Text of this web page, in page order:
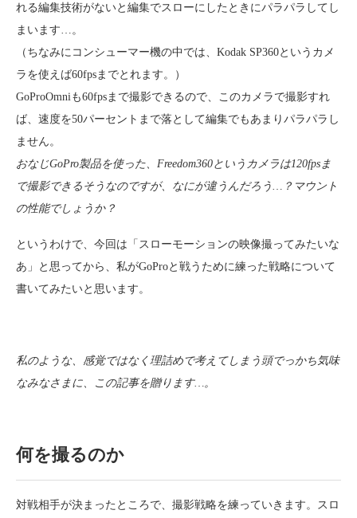
れる編集技術がないと編集でスローにしたときにパラパラしてし
まいます…。
（ちなみにコンシューマー機の中では、Kodak SP360というカメ
ラを使えば60fpsまでとれます。）
GoProOmniも60fpsまで撮影できるので、このカメラで撮影すれ
ば、速度を50パーセントまで落として編集でもあまりパラパラし
ません。
おなじGoPro製品を使った、Freedom360というカメラは120fpsま
で撮影できるそうなのですが、なにが違うんだろう…？マウント
の性能でしょうか？
というわけで、今回は「スローモーションの映像撮ってみたいな
あ」と思ってから、私がGoProと戦うために練った戦略について
書いてみたいと思います。
私のような、感覚ではなく理詰めで考えてしまう頭でっかち気味
なみなさまに、この記事を贈ります…。
何を撮るのか
対戦相手が決まったところで、撮影戦略を練っていきます。スロ